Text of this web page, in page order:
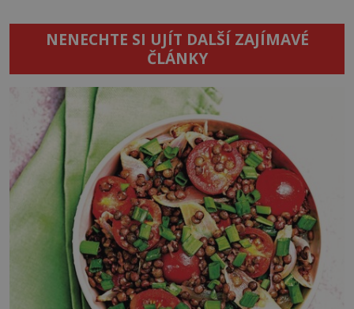
NENECHTE SI UJÍT DALŠÍ ZAJÍMAVÉ
ČLÁNKY